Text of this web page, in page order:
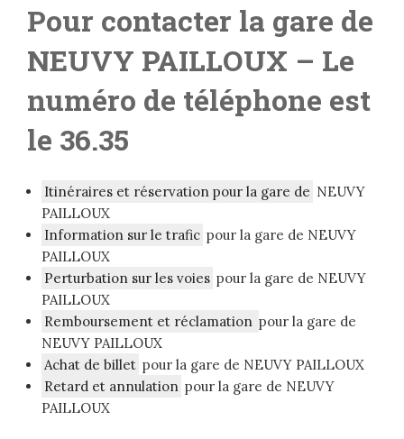
Pour contacter la gare de
NEUVY PAILLOUX – Le
numéro de téléphone est
le 36.35
Itinéraires et réservation pour la gare de NEUVY
PAILLOUX
Information sur le trafic pour la gare de NEUVY
PAILLOUX
Perturbation sur les voies pour la gare de NEUVY
PAILLOUX
Remboursement et réclamation pour la gare de
NEUVY PAILLOUX
Achat de billet pour la gare de NEUVY PAILLOUX
Retard et annulation pour la gare de NEUVY
PAILLOUX